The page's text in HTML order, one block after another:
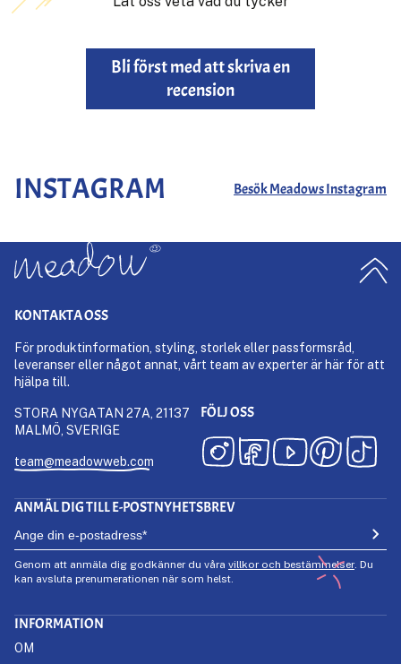
Bli först med att skriva en
recension
INSTAGRAM Besök Meadows Instagram
KONTAKTA OSS
För produktinformation, styling, storlek eller passformsråd,
leveranser eller något annat, vårt team av experter är här för att
hjälpa till.
STORA NYGATAN 27A, 21137
MALMÖ, SVERIGE
team@meadowweb.com
FÖLJ OSS
ANMÄL DIG TILL E-POSTNYHETSBREV
Genom att anmäla dig godkänner du våra villkor och bestämmelser. Du
kan avsluta prenumerationen när som helst.
INFORMATION
OM